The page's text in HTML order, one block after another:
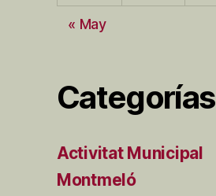
« May
Categorías
Activitat Municipal
Montmeló